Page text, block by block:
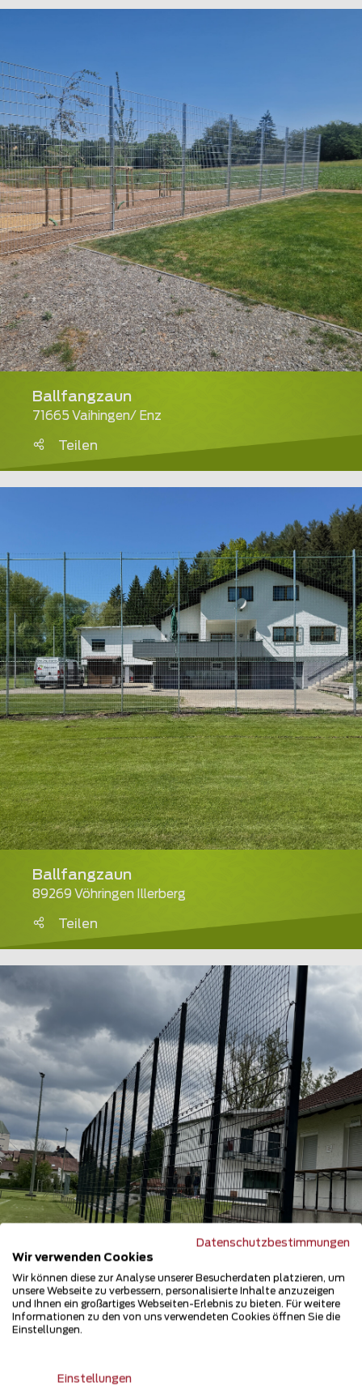
Ballfangzaun
71665 Vaihingen/ Enz
Teilen
Ballfangzaun
89269 Vöhringen Illerberg
Teilen
84069 Schierling
Datenschutzbestimmungen
Wir verwenden Cookies
Wir können diese zur Analyse unserer Besucherdaten platzieren, um
unsere Webseite zu verbessern, personalisierte Inhalte anzuzeigen
und Ihnen ein großartiges Webseiten-Erlebnis zu bieten. Für weitere
Informationen zu den von uns verwendeten Cookies öffnen Sie die
Einstellungen.
Einstellungen